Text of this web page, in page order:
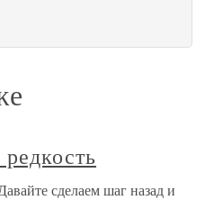
сделаем шаг назад и